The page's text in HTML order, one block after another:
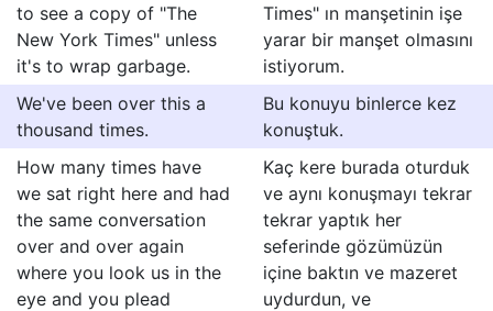
to see a copy of "The
New York Times" unless
it's to wrap garbage.
Times" ın manşetinin işe
yarar bir manşet olmasını
istiyorum.
We've been over this a
thousand times.
Bu konuyu binlerce kez
konuştuk.
How many times have
we sat right here and had
the same conversation
over and over again
where you look us in the
eye and you plead
Kaç kere burada oturduk
ve aynı konuşmayı tekrar
tekrar yaptık her
seferinde gözümüzün
içine baktın ve mazeret
uydurdun, ve